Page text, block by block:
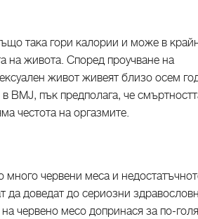
така гори калории и може в
на живота. Според проучване на
живот живеят близо осем
BMJ, пък предполага, че
честота на оргазмите.
червени меса и
да доведат до сериозни
червено месо допринася за по-